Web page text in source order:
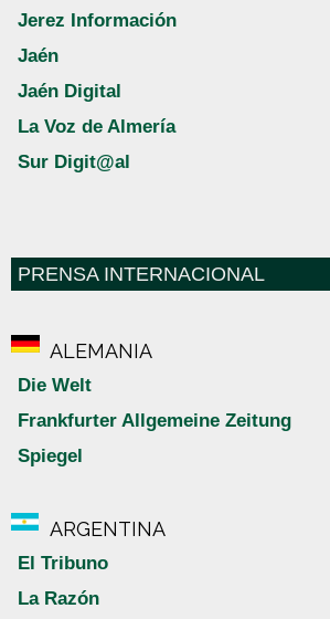
Jerez Información
Jaén
Jaén Digital
La Voz de Almería
Sur Digit@al
PRENSA INTERNACIONAL
ALEMANIA
Die Welt
Frankfurter Allgemeine Zeitung
Spiegel
ARGENTINA
El Tribuno
La Razón